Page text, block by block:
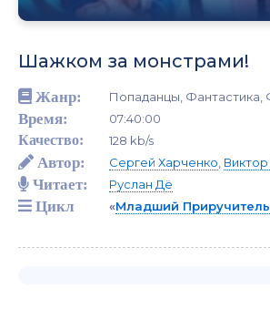
Шажком за монстрами!
Жанр: Попаданцы, Фантастика,
Время:
07:40:00
Качество:
128 kb/s
Автор: Сергей Харченко
Читает: Руслан Дё
Цикл «Младший Приручитель